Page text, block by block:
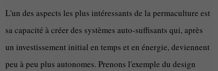
L'un des aspects les plus intéressants de la permaculture est
sa capacité à créer des systèmes auto-suffisants qui, après
un investissement initial en temps et en énergie, deviennent
peu à peu plus autonomes. Prenons l'exemple du design